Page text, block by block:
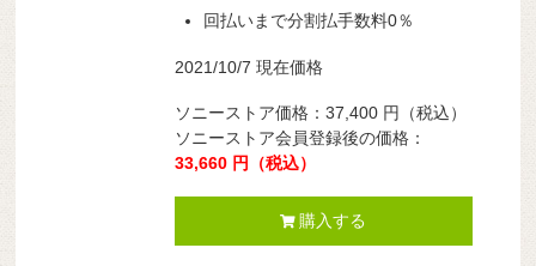
回払いまで分割払手数料0％
2021/10/7 現在価格
ソニーストア価格：37,400 円（税込）
ソニーストア会員登録後の価格：
33,660 円（税込）
購入する